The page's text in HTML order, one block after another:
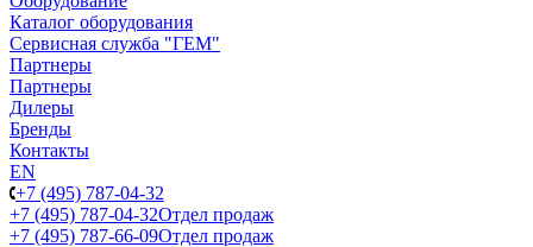
Каталог оборудования
Сервисная служба "ГЕМ"
Партнеры
Партнеры
Дилеры
Бренды
Контакты
EN
+7 (495) 787-04-32
+7 (495) 787-04-32Отдел продаж
+7 (495) 787-66-09Отдел продаж